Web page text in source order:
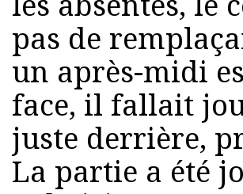
pas de
un après-midi
face, il fallait
juste derrière,
La partie a été